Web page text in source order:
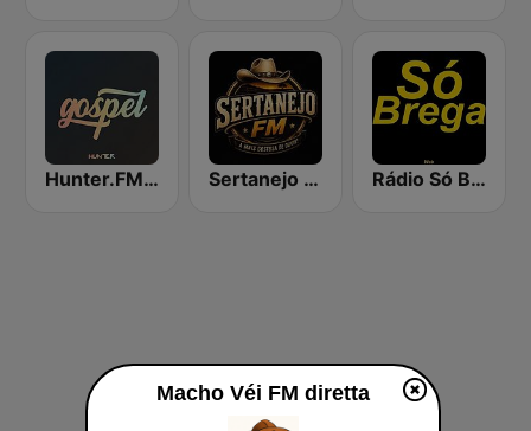
Hunter.FM - Gospel Sertanejo FM Rádio Só Brega
Macho Véi FM diretta